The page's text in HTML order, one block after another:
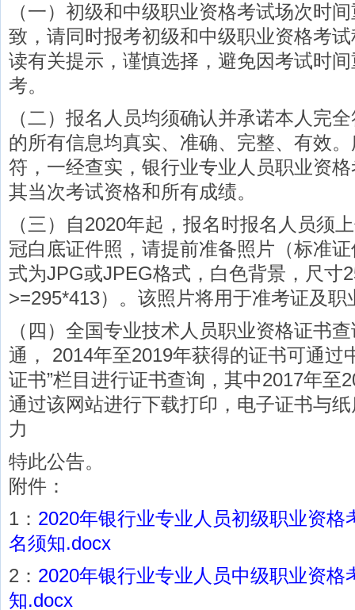
（一）初级和中级职业资格考试场次时
致，请同时报考初级和中级职业资格考
读有关提示，谨慎选择，避免因考试时
考。
（二）报名人员均须确认并承诺本人完
的所有信息均真实、准确、完整、有效
符，一经查实，银行业专业人员职业资
其当次考试资格和所有成绩。
（三）自2020年起，报名时报名人员须
冠白底证件照，请提前准备照片（标准
式为JPG或JPEG格式，白色背景，尺寸
>=295*413）。该照片将用于准考证及职
（四）全国专业技术人员职业资格证书
通， 2014年至2019年获得的证书可通过
证书”栏目进行证书查询，其中2017年至
通过该网站进行下载打印，电子证书与
力
特此公告。
附件：
1： 2020年银行业专业人员初级职业资格
名须知.docx
2： 2020年银行业专业人员中级职业资格
知.docx